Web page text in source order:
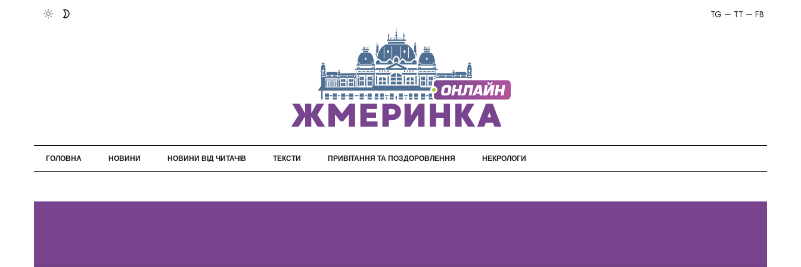
FB
TT
TG
ГОЛОВНА НОВИНИ НОВИНИ ВІД ЧИТАЧІВ ТЕКСТИ ПРИВІТАННЯ ТА ПОЗДОРОВЛЕННЯ НЕКРОЛОГИ